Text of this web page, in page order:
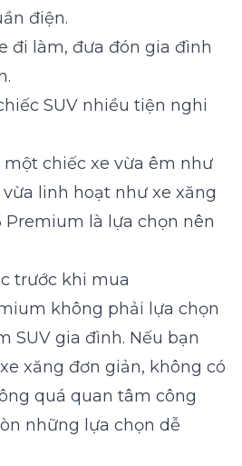
điện.
đi làm, đưa đón gia đình
SUV nhiều tiện nghi
chiếc xe vừa êm như
linh hoạt như xe xăng
Premium là lựa chọn nên
trước khi mua
không phải lựa chọn
SUV gia đình. Nếu bạn
xăng đơn giản, không có
quá quan tâm công
những lựa chọn dễ